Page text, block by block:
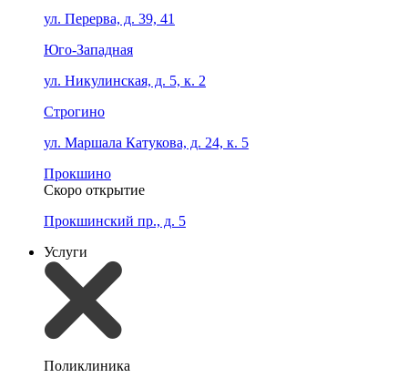
ул. Перерва, д. 39, 41
Юго-Западная
ул. Никулинская, д. 5, к. 2
Строгино
ул. Маршала Катукова, д. 24, к. 5
Прокшино
Скоро открытие
Прокшинский пр., д. 5
Услуги
Поликлиника